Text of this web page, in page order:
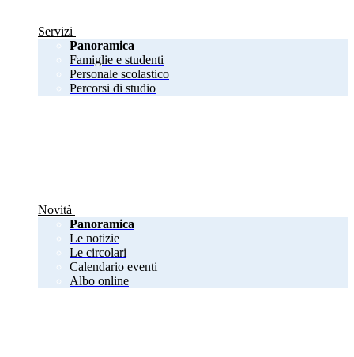
Servizi
Panoramica
Famiglie e studenti
Personale scolastico
Percorsi di studio
Novità
Panoramica
Le notizie
Le circolari
Calendario eventi
Albo online